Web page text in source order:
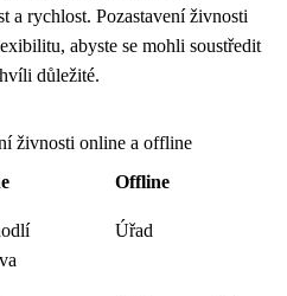
a rychlost. Pozastavení živnosti
abyste se mohli soustředit
důležité.
živnosti online a offline
Offline
Úřad